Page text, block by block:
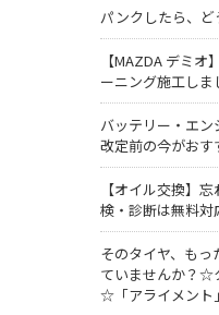
パンクしたら、ど
【MAZDA デミオ
ーニング施工しま
バッテリー・エ
改定前の今がおす
【オイル交換】
検・診断は無料対
そのタイヤ、もっ
ていませんか？☆
☆「アライメント